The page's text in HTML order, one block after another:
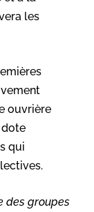
les
ouvrière
dote
qui
des groupes